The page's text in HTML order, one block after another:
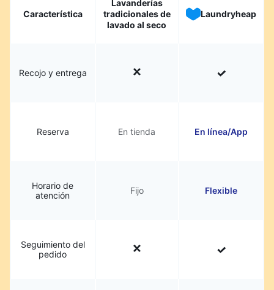
Característica
Lavanderías
tradicionales de
lavado al seco
Laundryheap
Recojo y entrega
Reserva En tienda En línea/App
Horario de
atención
Fijo Flexible
Seguimiento del
pedido